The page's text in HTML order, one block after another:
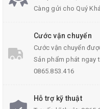
GX16-5P)
Số chân cắm: 5 chân
ĐIên áp đầu jack :
Càng gửi cho Quý
Cước vận chuyển
Cước vận chuyển
Sản phẩm phát ngay
0865.853.416
Hỗ trợ kỹ thuật